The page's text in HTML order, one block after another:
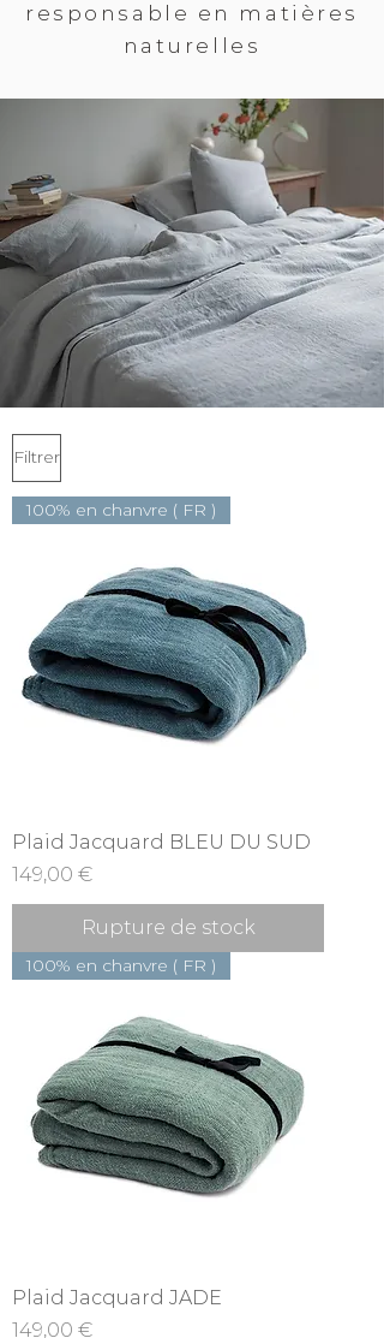
responsable en matières
naturelles
Filtrer
100% en chanvre ( FR )
Plaid Jacquard BLEU DU SUD
Prix
149,00 €
Rupture de stock
100% en chanvre ( FR )
Plaid Jacquard JADE
Prix
149,00 €